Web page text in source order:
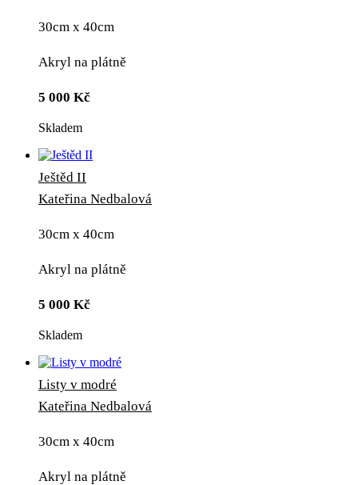
30cm x 40cm
Akryl na plátně
5 000 Kč
Skladem
Ještěd II
Kateřina Nedbalová
30cm x 40cm
Akryl na plátně
5 000 Kč
Skladem
Listy v modré
Kateřina Nedbalová
30cm x 40cm
Akryl na plátně